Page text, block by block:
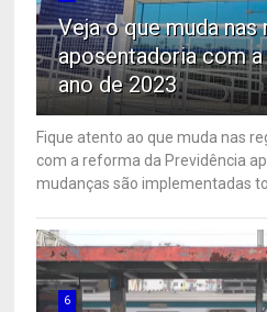
Veja o que muda nas
aposentadoria com
ano de 2023
Fique atento ao que muda nas
com a reforma da Previdência
mudanças são implementadas
6